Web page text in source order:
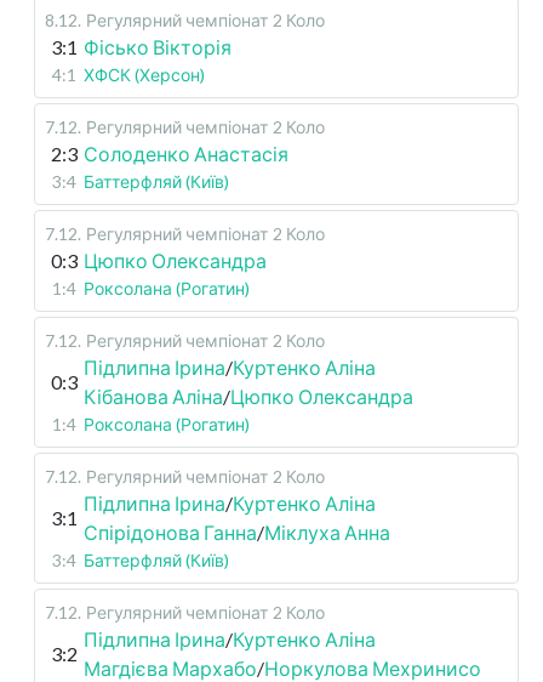
8.12. Регулярний чемпіонат 2 Коло
3:1 Фісько Вікторія
4:1 ХФСК (Херсон)
7.12. Регулярний чемпіонат 2 Коло
2:3 Солоденко Анастасія
3:4 Баттерфляй (Київ)
7.12. Регулярний чемпіонат 2 Коло
0:3 Цюпко Олександра
1:4 Роксолана (Рогатин)
7.12. Регулярний чемпіонат 2 Коло
0:3
Підлипна Ірина/Куртенко Аліна
Кібанова Аліна/Цюпко Олександра
1:4 Роксолана (Рогатин)
7.12. Регулярний чемпіонат 2 Коло
3:1
Підлипна Ірина/Куртенко Аліна
Спірідонова Ганна/Міклуха Анна
3:4 Баттерфляй (Київ)
7.12. Регулярний чемпіонат 2 Коло
3:2
Підлипна Ірина/Куртенко Аліна
Магдієва Мархабо/Норкулова Мехринисо